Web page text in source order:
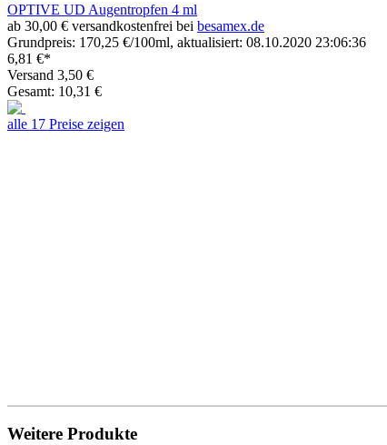
OPTIVE UD Augentropfen 4 ml
ab 30,00 € versandkostenfrei bei besamex.de
Grundpreis: 170,25 €/100ml, aktualisiert: 08.10.2020 23:06:36
6,81 €*
Versand 3,50 €
Gesamt: 10,31 €
alle 17 Preise zeigen
Weitere Produkte